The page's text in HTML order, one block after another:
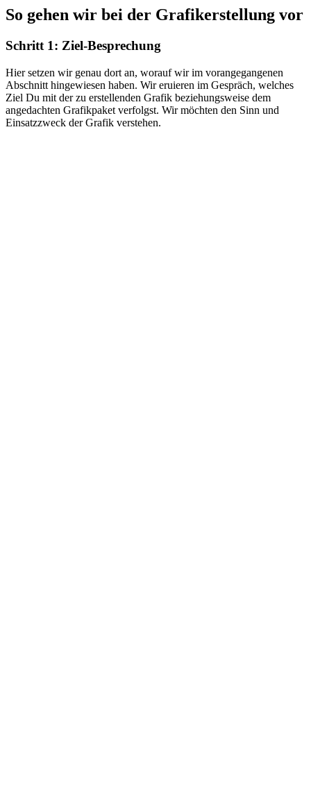
So gehen wir bei der Grafikerstellung vor
Schritt 1: Ziel-Besprechung
Hier setzen wir genau dort an, worauf wir im vorangegangenen
Abschnitt hingewiesen haben. Wir eruieren im Gespräch, welches
Ziel Du mit der zu erstellenden Grafik beziehungsweise dem
angedachten Grafikpaket verfolgst. Wir möchten den Sinn und
Einsatzzweck der Grafik verstehen.